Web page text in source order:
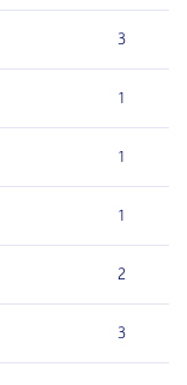
3
1
1
1
2
3